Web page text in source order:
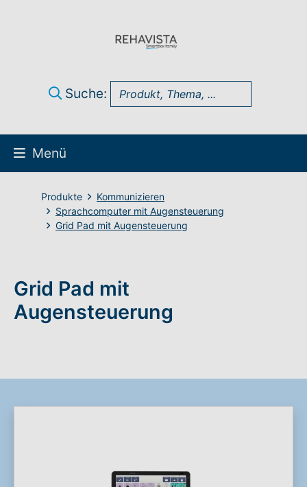
Suche:
Menü
Über uns
UK Infothek
Technik-Support
Aktuelles
Produkte
Kommunizieren
Sprachcomputer mit Augensteuerung
Grid Pad mit Augensteuerung
Grid Pad mit
Augensteuerung